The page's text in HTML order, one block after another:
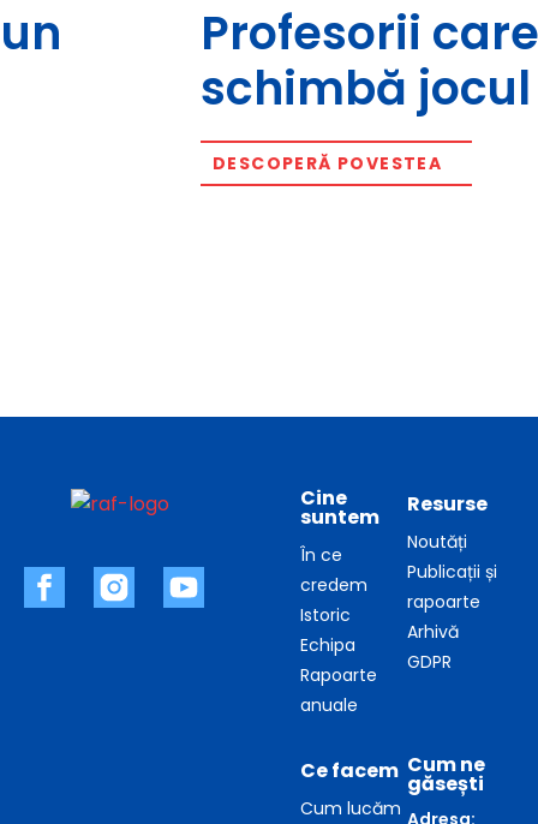
Profesorii care
schimbă jocul
DESCOPERĂ POVESTEA
Cine
suntem
În ce
credem
Istoric
Echipa
Rapoarte
anuale
Ce facem
Cum lucăm
Resurse
Noutăți
Publicații și
rapoarte
Arhivă
GDPR
Cum ne
găsești
Adresa: